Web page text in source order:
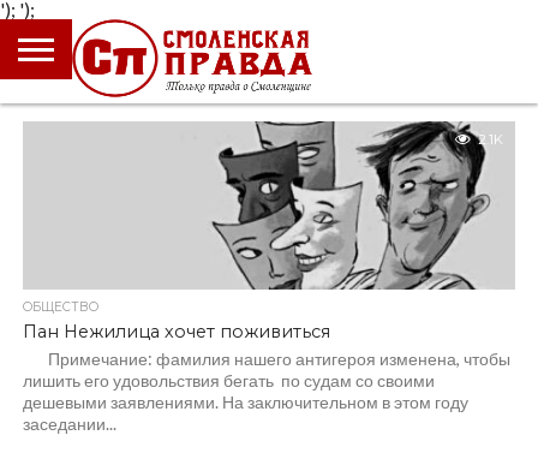
');
ГЛАВНАЯ
НОВОСТИ
ПРОИСШЕСТВИЯ
ПОЛИТИКА
КУЛЬТУРА
ЭКОНОМИКА
ОБЩЕСТВО
БЛОГИ
2.1K
ОБЩЕСТВО
Пан Нежилица хочет поживиться
Примечание: фамилия нашего антигероя изменена, чтобы
лишить его удовольствия бегать по судам со своими
дешевыми заявлениями. На заключительном в этом году
заседании...
');